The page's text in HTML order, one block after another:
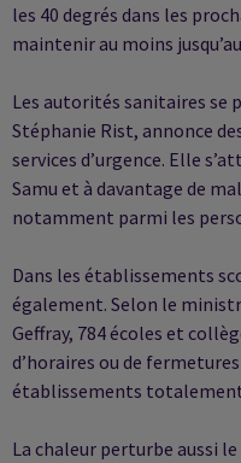
les 40 degrés dans les
maintenir au moins
Les autorités sanitaires se
Stéphanie Rist, annonce
services d’urgence. Elle
Samu et à davantage de
notamment parmi les
Dans les établissements
également. Selon le
Geffray, 784 écoles et
d’horaires ou de
établissements
La chaleur perturbe aussi